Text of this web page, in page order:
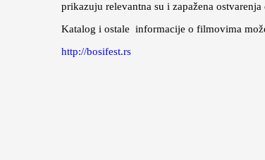
prikazuju relevantna su i zapažena
Katalog i ostale informacije o filmovima
http://bosifest.rs